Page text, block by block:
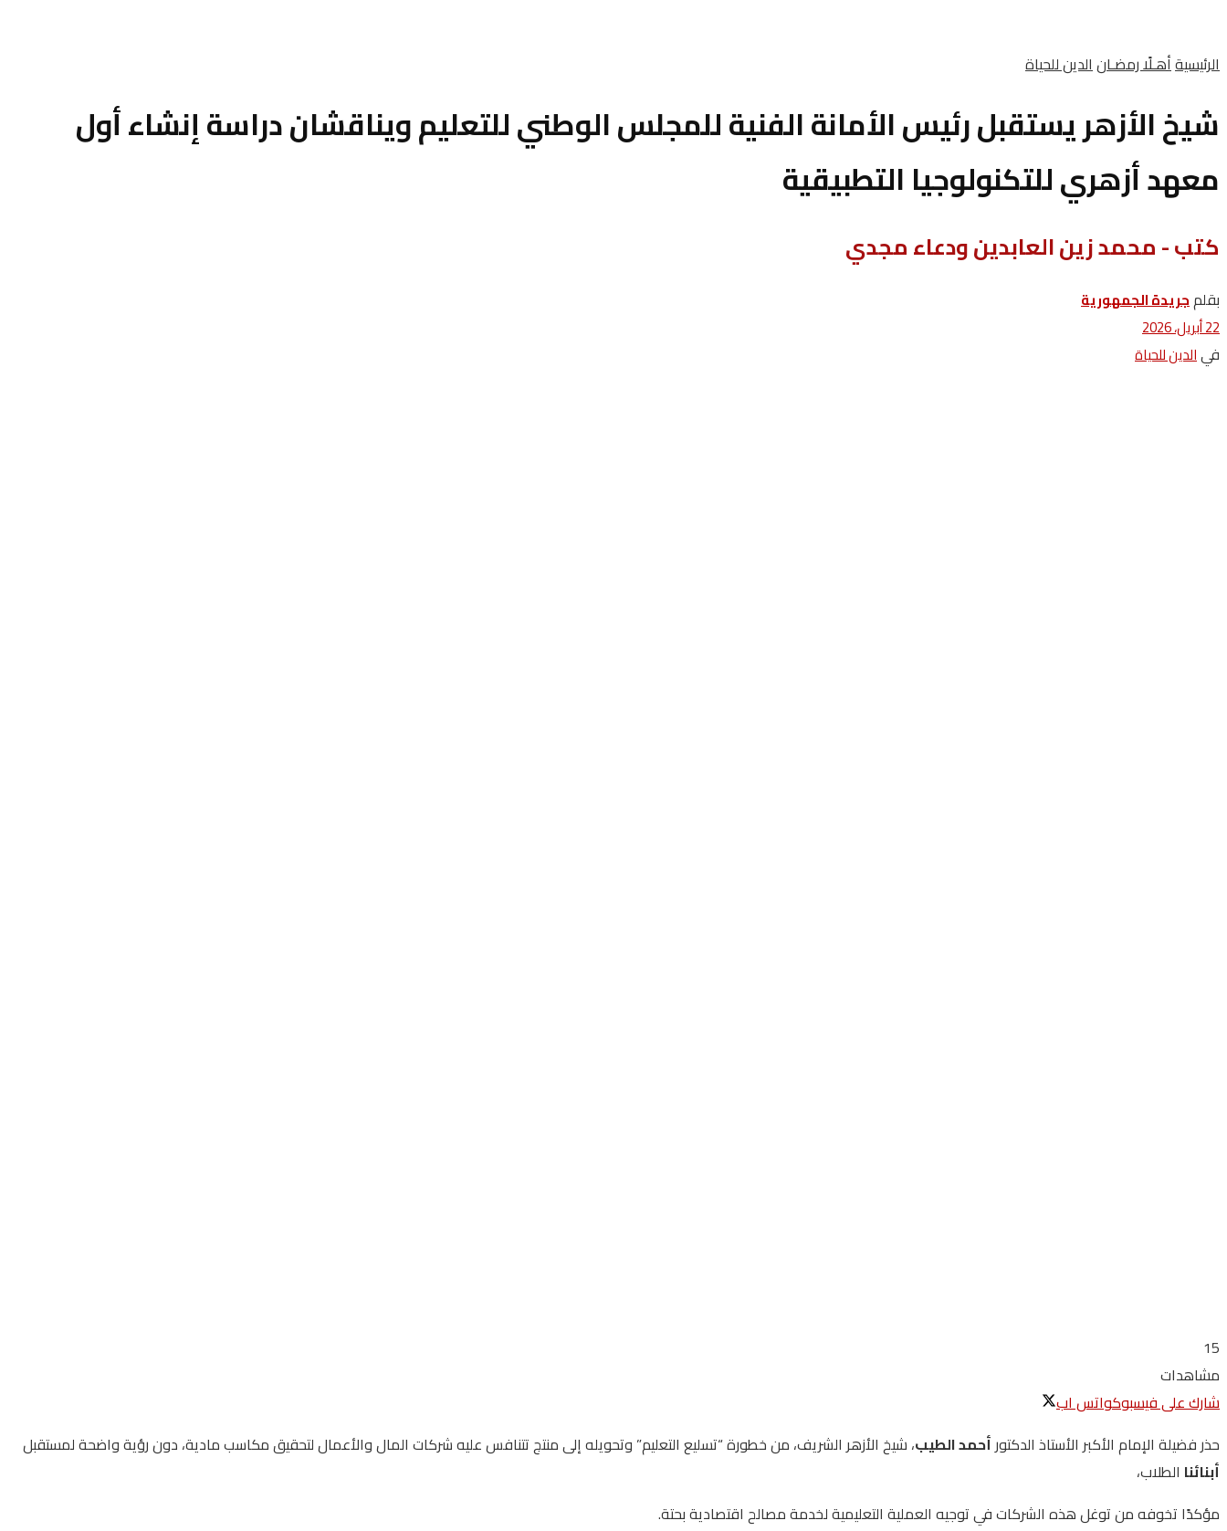
الرئيسيةأهـلًا رمضـانالدين للحياة
شيخ الأزهر يستقبل رئيس الأمانة الفنية للمجلس الوطني للتعليم ويناقشان دراسة إنشاء أول
معهد أزهري للتكنولوجيا التطبيقية
كتب - محمد زين العابدين ودعاء مجدي
بقلمجريدة الجمهورية
22 أبريل، 2026
فيالدين للحياة
15
مشاهدات
شارك على فيسبوكواتس اب
حذر فضيلة الإمام الأكبر الأستاذ الدكتور أحمد الطيب، شيخ الأزهر الشريف، من خطورة “تسليع التعليم” وتحويله إلى منتج تتنافس عليه شركات المال والأعمال لتحقيق مكاسب مادية، دون رؤية واضحة لمستقبل
أبنائنا الطلاب،
مؤكدًا تخوفه من توغل هذه الشركات في توجيه العملية التعليمية لخدمة مصالح اقتصادية بحتة.